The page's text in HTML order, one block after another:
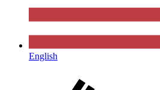
English